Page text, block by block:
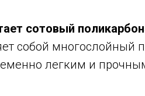
сотовый
собой многослойный
легким и